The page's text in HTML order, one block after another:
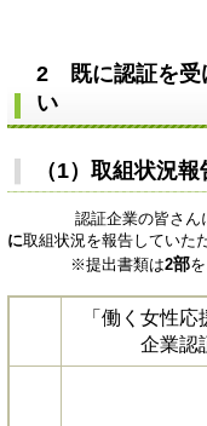
2 既に認証を受
い
（1）取組状況
認証企業の皆さんに
に取組状況を報告していた
※提出書類は2部
「働く女性
企業認